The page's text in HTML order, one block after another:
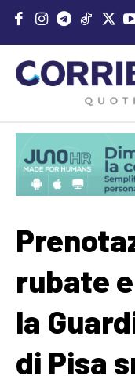
rubate
la
di Pisa